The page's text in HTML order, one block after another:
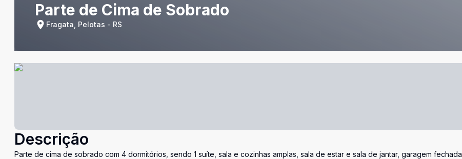
Parte de Cima de Sobrado
Fragata, Pelotas - RS
Descrição
Parte de cima de sobrado com 4 dormitórios, sendo 1 suíte, sala e cozinhas amplas, sala de estar e sala de jantar, garagem fechada,